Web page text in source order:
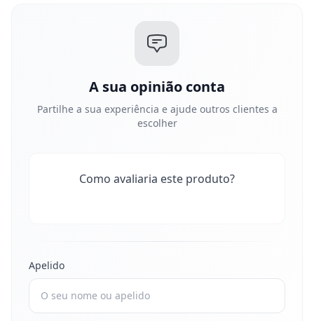
A sua opinião conta
Partilhe a sua experiência e ajude outros clientes a
escolher
Como avaliaria este produto?
Apelido